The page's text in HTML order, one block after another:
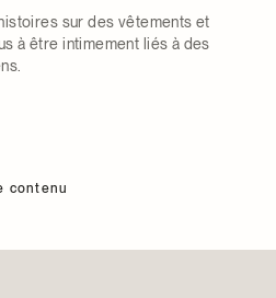
sur des vêtements et
à être intimement liés à des
contenu